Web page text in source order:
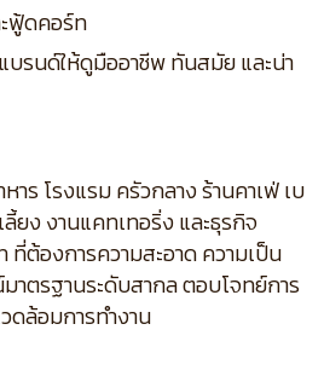
ฟู้ดคอร์ท
รนด์ให้ดูมืออาชีพ ทันสมัย และน่า
าร โรงแรม ครัวกลาง ร้านคาเฟ่ เบ
ยง งานแคทเทอริ่ง และธุรกิจ
ที่ต้องการความสะอาด ความเป็น
าตรฐานระดับสากล ตอบโจทย์การ
ดล้อมการทำงาน